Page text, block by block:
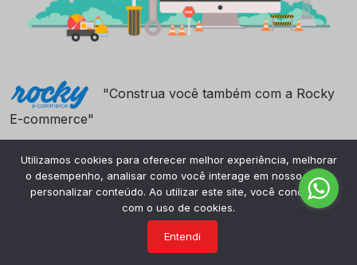
"Construa você também com a Rocky
E-commerce"
Utilizamos cookies para oferecer melhor experiência, melhorar
o desempenho, analisar como você interage em nosso site e
personalizar conteúdo. Ao utilizar este site, você concorda
com o uso de cookies.
Entendi